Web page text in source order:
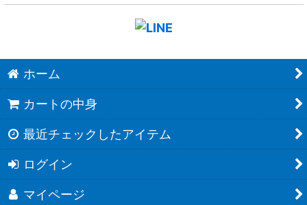
ホーム
カートの中身
最近チェックしたアイテム
ログイン
マイページ